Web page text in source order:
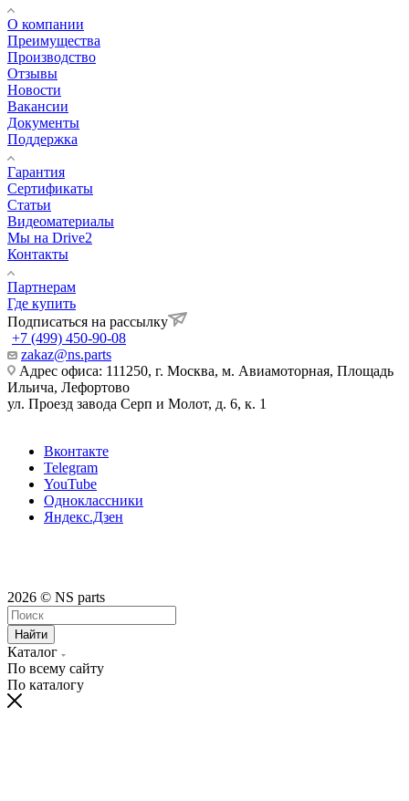
О компании
Преимущества
Производство
Отзывы
Новости
Вакансии
Документы
Поддержка
Гарантия
Сертификаты
Статьи
Видеоматериалы
Мы на Drive2
Контакты
Партнерам
Где купить
Подписаться на рассылку
+7 (499) 450-90-08
zakaz@ns.parts
Адрес офиса: 111250, г. Москва, м. Авиамоторная, Площадь
Ильича, Лефортово
ул. Проезд завода Серп и Молот, д. 6, к. 1
Вконтакте
Telegram
YouTube
Одноклассники
Яндекс.Дзен
2026 © NS parts
Найти
Каталог
По всему сайту
По каталогу